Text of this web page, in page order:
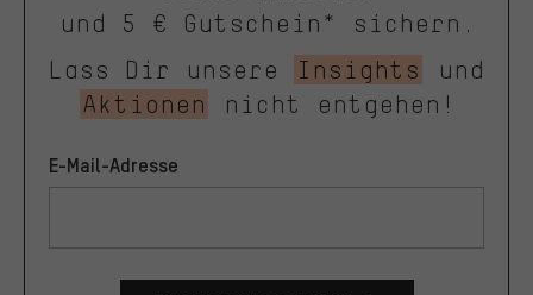
und 5 € Gutschein* sichern.
Lass Dir unsere
Insights
und
Aktionen
nicht entgehen!
E-Mail-Adresse